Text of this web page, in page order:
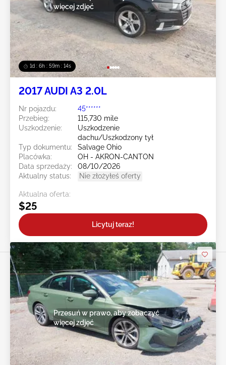
1d : 6h : 59m : 11s
więcej zdjęć
2017 AUDI A3 2.0L
Nr pojazdu:
45******
Przebieg:
115,730 mile
Uszkodzenie:
Uszkodzenie
dachu/Uszkodzony tył
Typ dokumentu:
Salvage Ohio
Placówka:
OH - AKRON-CANTON
Data sprzedaży:
08/10/2026
Aktualny status:
Nie złożyłeś oferty
Aktualna oferta:
$25
Licytuj teraz!
Przesuń w prawo, aby zobaczyć
więcej zdjęć